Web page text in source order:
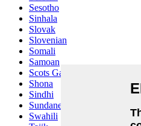
Sesotho
Sinhala
Slovak
Slovenian
Somali
Samoan
Scots Gaelic
Shona
Sindhi
Sundanese
Swahili